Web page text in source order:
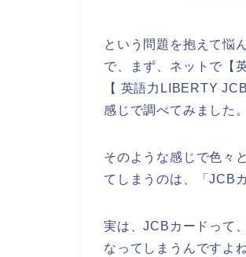
という問題を抱えて悩
で、まず、ネットで【
【 英語力LIBERTY
感じで調べてみました。
そのような感じで色々
てしまうのは、「JCB
実は、JCBカードって
なってしまうんですよ